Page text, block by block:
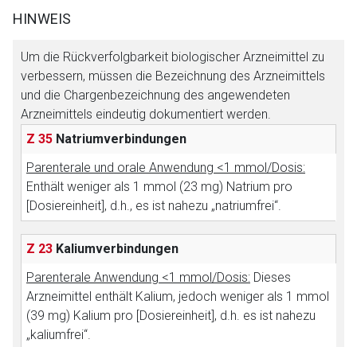
HINWEIS
Um die Rückverfolgbarkeit biologischer Arzneimittel zu
verbessern, müssen die Bezeichnung des Arzneimittels
und die Chargenbezeichnung des angewendeten
Arzneimittels eindeutig dokumentiert werden.
Z 35 Natriumverbindungen
Parenterale und orale Anwendung <1 mmol/Dosis:
Enthält weniger als 1 mmol (23 mg) Natrium pro
[Dosiereinheit], d.h., es ist nahezu „natriumfrei“.
Z 23 Kaliumverbindungen
Parenterale Anwendung <1 mmol/Dosis: Dieses
Arzneimittel enthält Kalium, jedoch weniger als 1 mmol
(39 mg) Kalium pro [Dosiereinheit], d.h. es ist nahezu
„kaliumfrei“.
Seite. Für die Inhalte der externen Web-Seite ist deren
Datenschutzbestimmungen.
Zurück zur rote-liste.de